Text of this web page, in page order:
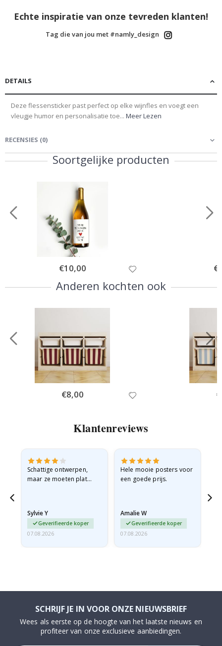
Echte inspiratie van onze tevreden klanten!
Tag die van jou met #namly_design
DETAILS
Deze flessensticker past perfect op elke wijnfles en voegt een
vleugje humor en personalisatie toe... Meer Lezen
RECENSIES (0)
Soortgelijke producten
Special
Price
€10,00
Anderen kochten ook
Special
Price
€8,00
Klantenreviews
Schattige ontwerpen,
maar ze moeten plat
beetje…
Sylvie Y
Geverifieerde koper
07.08.2026
Hele mooie posters voor
een goede prijs.
Amalie W
Geverifieerde koper
07.08.2026
SCHRIJF JE IN VOOR ONZE NIEUWSBRIEF
Wees als eerste op de hoogte van het laatste nieuws en
profiteer van onze exclusieve aanbiedingen.